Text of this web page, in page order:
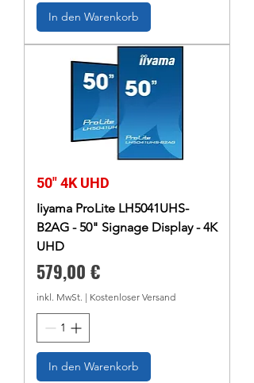
In den Warenkorb
50" 4K UHD
Iiyama ProLite LH5041UHS-
B2AG - 50" Signage Display - 4K
UHD
Preis
579,00 €
inkl. MwSt. | Kostenloser Versand
In den Warenkorb